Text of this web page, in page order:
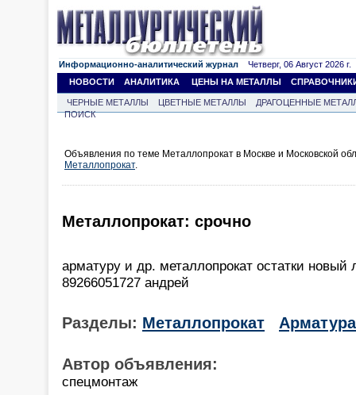
Информационно-аналитический журнал Четверг, 06 Август 2026 г.
НОВОСТИ
АНАЛИТИКА ЦЕНЫ НА МЕТАЛЛЫ
ЧЕРНЫЕ МЕТАЛЛЫ ЦВЕТНЫЕ МЕТАЛЛЫ
ДРАГОЦЕННЫЕ
ПОИСК
Объявления по теме Металлопрокат в Москве и Московской
Металлопрокат.
Металлопрокат: срочно
арматуру и др. металлопрокат остатки
89266051727 андрей
Разделы: Металлопрокат Арматура
Автор объявления:
спецмонтаж